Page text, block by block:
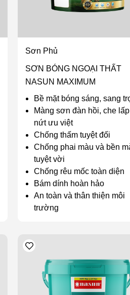
Sơn Phủ
SƠN BÓNG NGOẠI THẤT
NASUN MAXIMUM
Bề mặt bóng sáng, sang
Màng sơn đàn hồi, che
nứt ưu việt
Chống thấm tuyệt đối
Chống phai màu và bền
tuyệt vời
Chống rêu mốc toàn diện
Bám dính hoàn hảo
An toàn và thân thiện môi
trường